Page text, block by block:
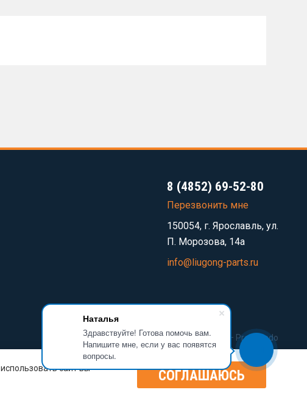
Наталья
Здравствуйте! Готова помочь вам.
Напишите мне, если у вас появятся
вопросы.
8 (4852) 69-52-80
Перезвонить мне
150054, г. Ярославль, ул.
П. Морозова, 14а
info@liugong-parts.ru
Разработка сайта — Prominado
сайт вы
СОГЛАШАЮСЬ